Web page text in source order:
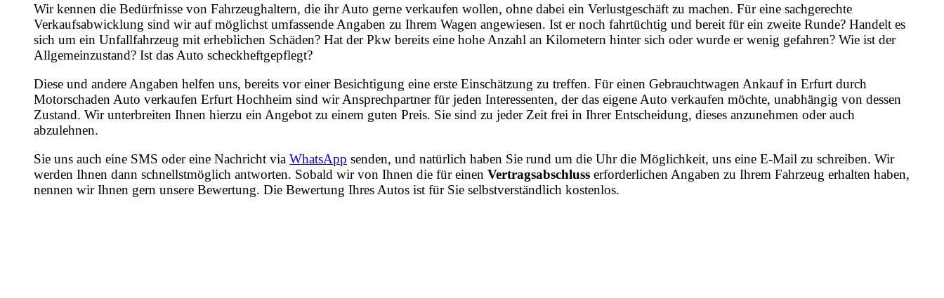
Wir kennen die Bedürfnisse von Fahrzeughaltern, die ihr Auto gerne verkaufen wollen, ohne dabei ein Verlustgeschäft zu machen. Für eine sachgerechte
Verkaufsabwicklung sind wir auf möglichst umfassende Angaben zu Ihrem Wagen angewiesen. Ist er noch fahrtüchtig und bereit für ein zweite Runde? Handelt es
sich um ein Unfallfahrzeug mit erheblichen Schäden? Hat der Pkw bereits eine hohe Anzahl an Kilometern hinter sich oder wurde er wenig gefahren? Wie ist der
Allgemeinzustand? Ist das Auto scheckheftgepflegt?
Diese und andere Angaben helfen uns, bereits vor einer Besichtigung eine erste Einschätzung zu treffen. Für einen Gebrauchtwagen Ankauf in Erfurt durch
Motorschaden Auto verkaufen Erfurt Hochheim sind wir Ansprechpartner für jeden Interessenten, der das eigene Auto verkaufen möchte, unabhängig von dessen
Zustand. Wir unterbreiten Ihnen hierzu ein Angebot zu einem guten Preis. Sie sind zu jeder Zeit frei in Ihrer Entscheidung, dieses anzunehmen oder auch
abzulehnen.
Sie uns auch eine SMS oder eine Nachricht via WhatsApp senden, und natürlich haben Sie rund um die Uhr die Möglichkeit, uns eine E-Mail zu schreiben. Wir
werden Ihnen dann schnellstmöglich antworten. Sobald wir von Ihnen die für einen Vertragsabschluss erforderlichen Angaben zu Ihrem Fahrzeug erhalten haben,
nennen wir Ihnen gern unsere Bewertung. Die Bewertung Ihres Autos ist für Sie selbstverständlich kostenlos.